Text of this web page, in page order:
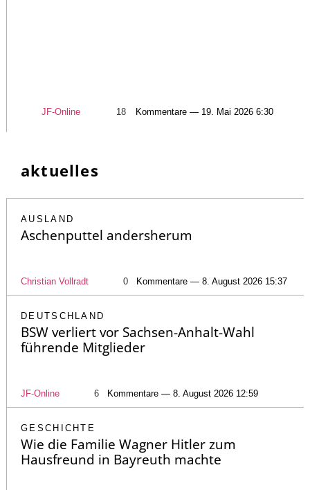
JF-Online 18 Kommentare — 19. Mai 2026 6:30
aktuelles
AUSLAND
Aschenputtel andersherum
Christian Vollradt 0 Kommentare — 8. August 2026 15:37
DEUTSCHLAND
BSW verliert vor Sachsen-Anhalt-Wahl
führende Mitglieder
JF-Online 6 Kommentare — 8. August 2026 12:59
GESCHICHTE
Wie die Familie Wagner Hitler zum
Hausfreund in Bayreuth machte